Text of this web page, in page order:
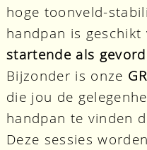
hoge toonveld-
handpan is geschikt
startende als
Bijzonder is onze
die jou de
handpan te vinden
Deze sessies